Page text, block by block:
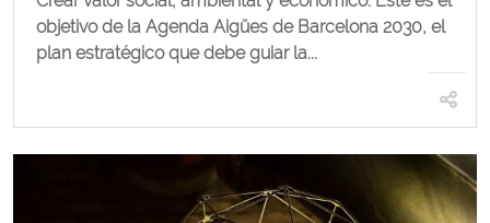
objetivo de la Agenda Aigües de Barcelona 2030, el
plan estratégico que debe guiar la...